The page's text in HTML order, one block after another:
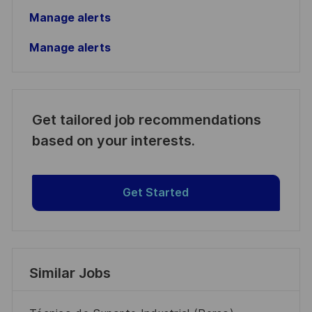
Manage alerts
Manage alerts
Get tailored job recommendations
based on your interests.
Get Started
Similar Jobs